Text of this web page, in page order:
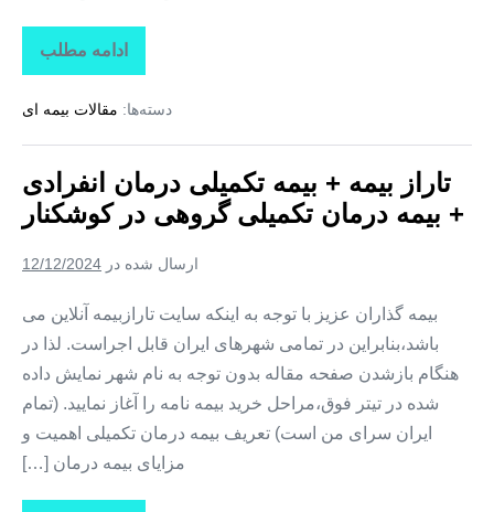
ادامه مطلب
تاراز
بیمه
بیمه
درمان
+
بیمه
درمان
تکمیلی
در
دسته‌ها: مقالات بیمه ای
تاراز بیمه + بیمه تکمیلی درمان انفرادی
+ بیمه درمان تکمیلی گروهی در کوشکنار
ارسال شده در 12/12/2024
بیمه گذاران عزیز با توجه به اینکه سایت تارازبیمه آنلاین می
باشد،بنابراین در تمامی شهرهای ایران قابل اجراست. لذا در
هنگام بازشدن صفحه مقاله بدون توجه به نام شهر نمایش داده
شده در تیتر فوق،مراحل خرید بیمه نامه را آغاز نمایید. (تمام
ایران سرای من است) تعریف بیمه درمان تکمیلی اهمیت و
مزایای بیمه درمان […]